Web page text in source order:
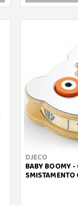
DJECO
BABY BOOMY -
SMISTAMENTO